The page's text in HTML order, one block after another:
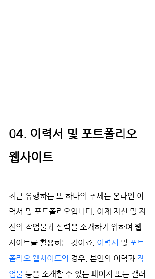
04. 이력서 및 포트폴리오
웹사이트
최근 유행하는 또 하나의 추세는 온라인 이
력서 및 포트폴리오입니다. 이제 자신 및 자
신의 작업물과 실력을 소개하기 위하여 웹
사이트를 활용하는 것이죠. 이력서 및 포트
폴리오 웹사이트의 경우, 본인의 이력과 작
업물 등을 소개할 수 있는 페이지 또는 갤러